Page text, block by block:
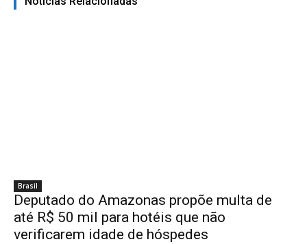
Brasil
Deputado do Amazonas propõe multa de
até R$ 50 mil para hotéis que não
verificarem idade de hóspedes